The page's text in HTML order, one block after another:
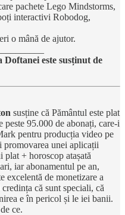
pachete Lego Mindstorms,
interactivi Robodog,
o mână de ajutor.
este susținut de
susține că Pământul este plat
peste 95.000 de abonați, care-i
pentru producția video pe
promovarea unei aplicații
+ horoscop atașată
iar abonamentul pe an,
excelentă de monetizare a
că sunt speciali, că
e în pericol și le iei banii.
ce.